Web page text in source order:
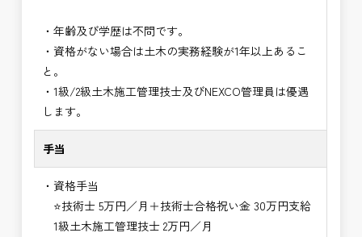
・年齢及び学歴は不問です。
・資格がない場合は土木の実務経験が1年以上あるこ
と。
・1級/2級土木施工管理技士及びNEXCO管理員は優遇
します。
手当
・資格手当
⭐技術士 5万円／月＋技術士合格祝い金 30万円支給
1級土木施工管理技士 2万円／月